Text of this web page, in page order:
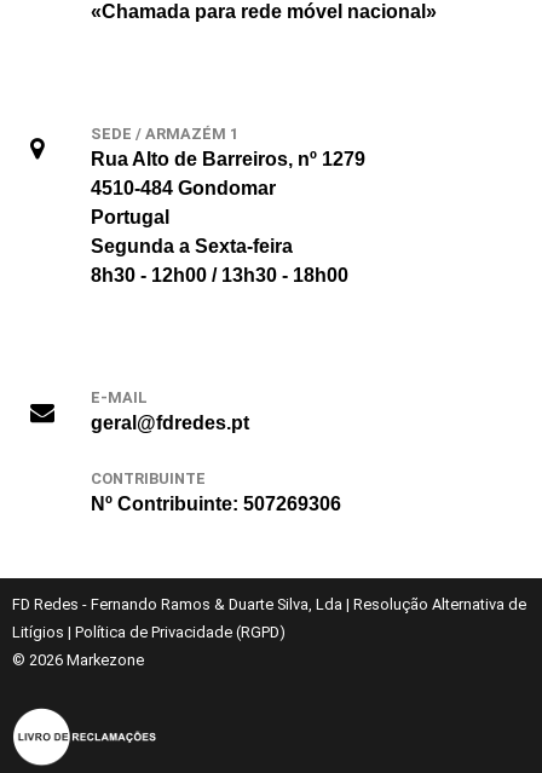
«Chamada para rede móvel nacional»
SEDE / ARMAZÉM 1
Rua Alto de Barreiros, nº 1279
4510-484 Gondomar
Portugal
Segunda a Sexta-feira
8h30 - 12h00 / 13h30 - 18h00
E-MAIL
geral@fdredes.pt
CONTRIBUINTE
Nº Contribuinte: 507269306
FD Redes - Fernando Ramos & Duarte Silva, Lda | Resolução Alternativa de
Litígios | Política de Privacidade (RGPD)
© 2026 Markezone